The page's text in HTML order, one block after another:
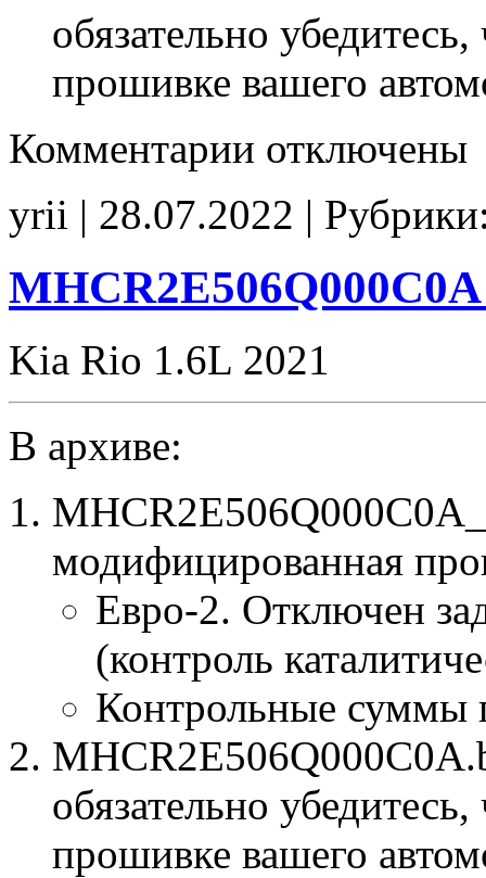
обязательно
прошивке вашего
Комментарии записи
CHK(ok)
отключены
yrii | 28.07.2022 |
Kia Rio 1.6L 2021
В архиве:
модифицированная
Евро-2. Отключен
(контроль
Контрольные суммы
обязательно
прошивке вашего